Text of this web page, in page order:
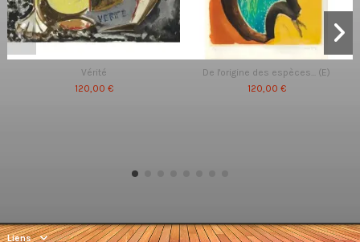
Vérité
120,00 €
De l'origine des espèces... (E)
120,00 €
Liens